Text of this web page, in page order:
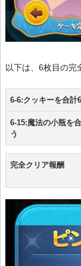
以下は、6枚目の完
6-6:クッキーを合計
6-15:魔法の小瓶を
う
完全クリア報酬